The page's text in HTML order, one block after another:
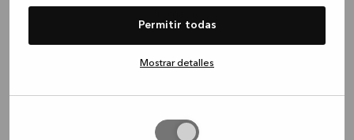
Permitir todas
Mostrar detalles